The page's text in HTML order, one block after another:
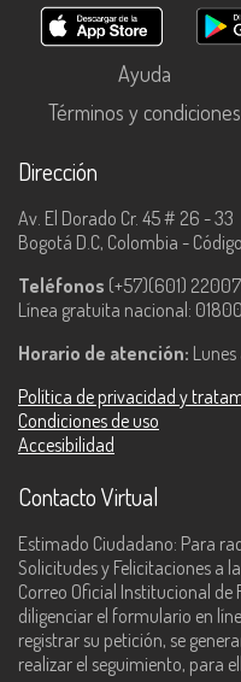
Ayuda
Términos y condiciones
Dirección
Av. El Dorado Cr. 45 # 26 - 33
Bogotá D.C, Colombia - Código
Teléfonos (+57)(601)
Línea gratuita nacional:
Horario de atención:
Política de privacidad y
Condiciones de uso
Accesibilidad
Contacto Virtual
Estimado Ciudadano: Para
Solicitudes y Felicitaciones a
Correo Oficial Institucional de
diligenciar el formulario en
registrar su petición, se
realizar el seguimiento, para